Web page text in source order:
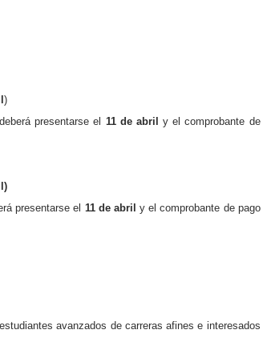
)
presentarse el 11 de abrily el comprobante de
presentarse el 11 de abrily el comprobante de pago
avanzados de carreras afines e interesados